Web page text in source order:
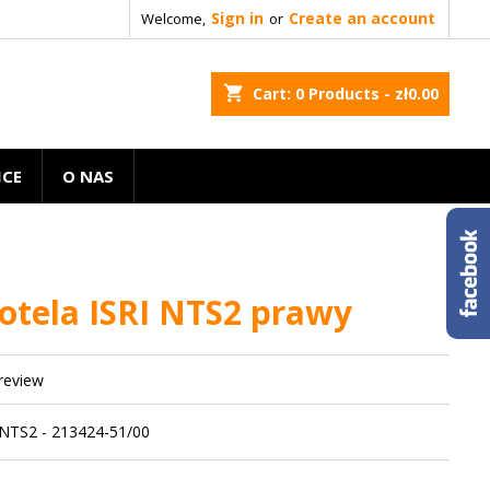
Welcome, Sign in or Create an account
shopping_cart Cart: 0Products - zł0.00
O NAS
ISRI NTS2 prawy
- 213424-51/00